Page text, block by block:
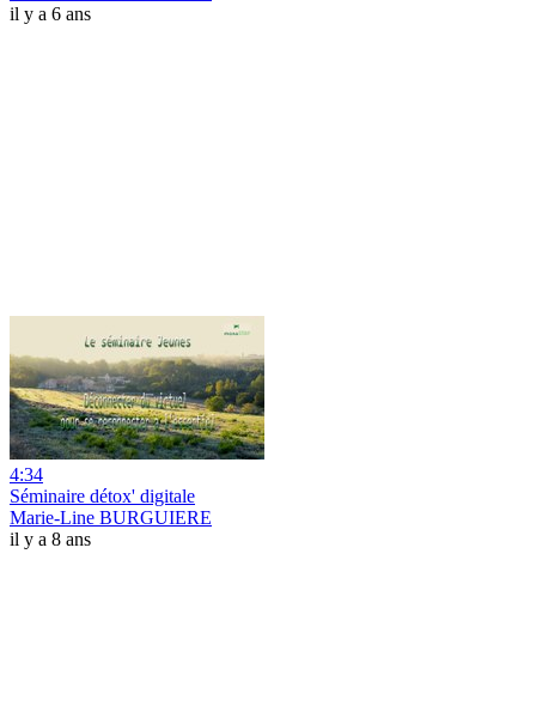
il y a 6 ans
4:34
Séminaire détox' digitale
Marie-Line BURGUIERE
il y a 8 ans